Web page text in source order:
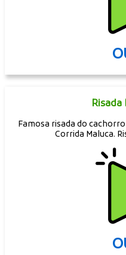
Famosa risada do
Corrida Maluca.